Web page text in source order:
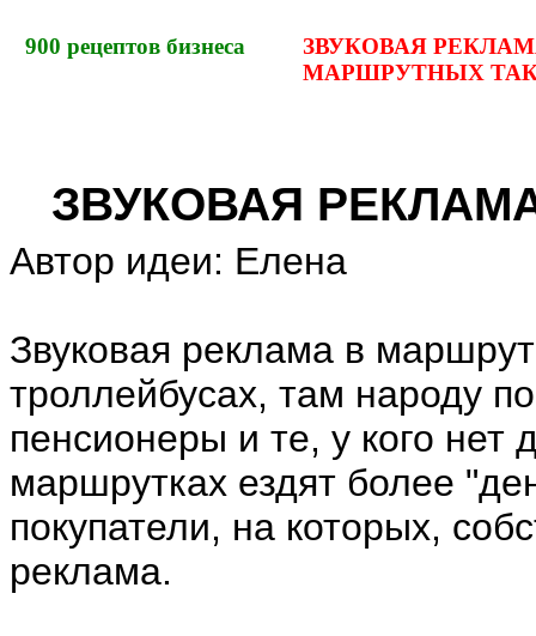
900рецептов бизнеса
ЗВУКОВАЯ
МАРШРУТНЫХ
ЗВУКОВАЯ
Автор идеи: Елена
Звуковая реклама в
троллейбусах, там народу
пенсионеры и те, у кого нет
маршрутках ездят более
покупатели, на которых,
реклама.